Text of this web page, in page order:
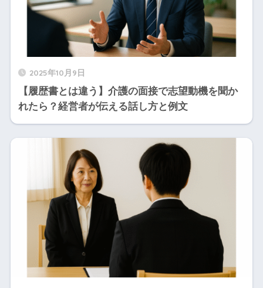
2025年10月9日
【履歴書とは違う】介護の面接で志望動機を聞か
れたら？経営者が伝える話し方と例文